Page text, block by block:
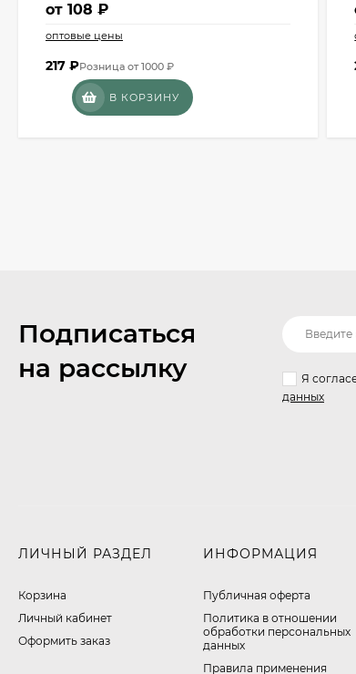
от 108 ₽
оптовые цены
217 ₽Розница от 1000 ₽
В КОРЗИНУ
Подписаться
на рассылку
Я
данных
ЛИЧНЫЙ РАЗДЕЛ
Корзина
Личный кабинет
Оформить заказ
ИНФОРМАЦИЯ
Публичная оферта
​Политика в отношении
обработки персональных
данных
Правила применения